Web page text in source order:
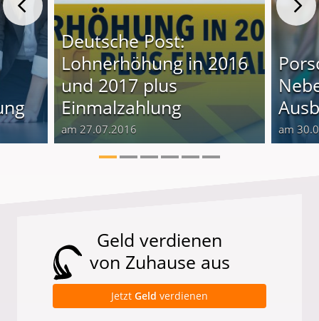
Deutsche Post:
Lohnerhöhung in 2016
und 2017 plus
Einmalzahlung
am 27.07.2016 am
Geld verdienen
von Zuhause aus
Jetzt Geld verdienen